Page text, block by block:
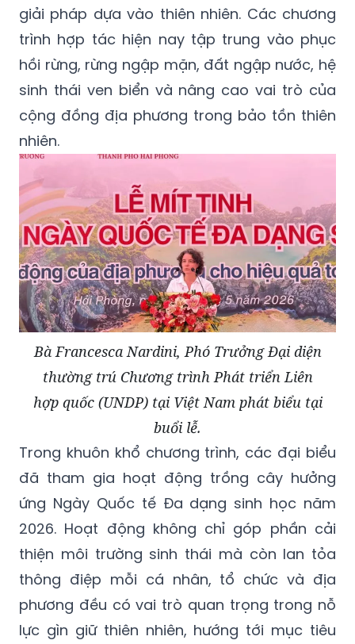
giải pháp dựa vào thiên nhiên. Các chương
trình hợp tác hiện nay tập trung vào phục
hồi rừng, rừng ngập mặn, đất ngập nước, hệ
sinh thái ven biển và nâng cao vai trò của
cộng đồng địa phương trong bảo tồn thiên
nhiên.
Bà Francesca Nardini, Phó Trưởng Đại diện
thường trú Chương trình Phát triển Liên
hợp quốc (UNDP) tại Việt Nam phát biểu tại
buổi lễ.
Trong khuôn khổ chương trình, các đại biểu
đã tham gia hoạt động trồng cây hưởng
ứng Ngày Quốc tế Đa dạng sinh học năm
2026. Hoạt động không chỉ góp phần cải
thiện môi trường sinh thái mà còn lan tỏa
thông điệp mỗi cá nhân, tổ chức và địa
phương đều có vai trò quan trọng trong nỗ
lực gìn giữ thiên nhiên, hướng tới mục tiêu